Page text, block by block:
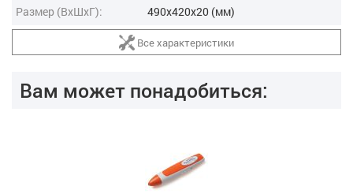
Размер (ВxШxГ):
490x420x20 (мм)
Все характеристики
Вам может понадобиться: